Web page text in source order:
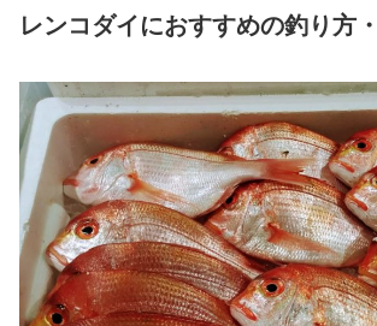
レンコダイにおすすめの釣り方